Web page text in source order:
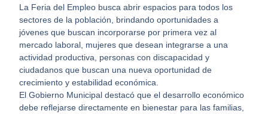
La Feria del Empleo busca abrir espacios para todos los
sectores de la población, brindando oportunidades a
jóvenes que buscan incorporarse por primera vez al
mercado laboral, mujeres que desean integrarse a una
actividad productiva, personas con discapacidad y
ciudadanos que buscan una nueva oportunidad de
crecimiento y estabilidad económica.
El Gobierno Municipal destacó que el desarrollo económico
debe reflejarse directamente en bienestar para las familias,